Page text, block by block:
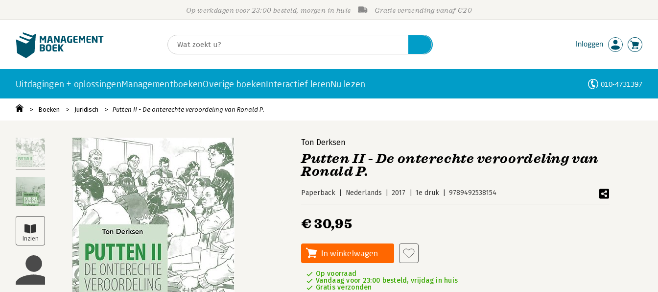
Op werkdagen voor 23:00 besteld, morgen in huis Gratis verzending vanaf €20
Inloggen
Uitdagingen + oplossingenManagementboekenOverige boekenInteractief lerenNu lezen 010-4731397
Boeken Juridisch Putten II - De onterechte veroordeling van Ronald P.
Ton Derksen
Putten II - De onterechte veroordeling van
Ronald P.
Paperback Nederlands 2017 1e druk 9789492538154
€ 30,95
In winkelwagen
Op voorraad
Vandaag voor 23:00 besteld, vrijdag in huis
Gratis verzonden
Personen